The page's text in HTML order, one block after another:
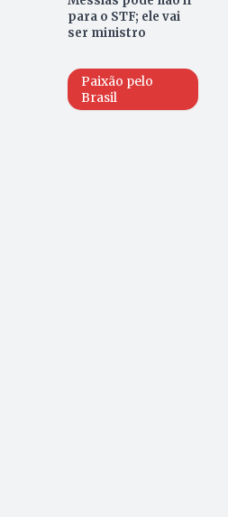
para o STF; ele vai
ser ministro
Paixão pelo
Brasil